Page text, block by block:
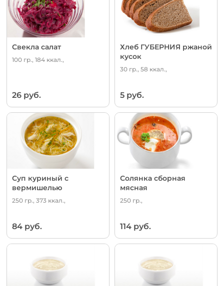
Свекла салат
100 гр., 184 ккал.,
26 руб.
Хлеб ГУБЕРНИЯ ржаной
кусок
30 гр., 58 ккал.,
5 руб.
Суп куриный с
вермишелью
250 гр., 373 ккал.,
84 руб.
Солянка сборная
мясная
250 гр.,
114 руб.